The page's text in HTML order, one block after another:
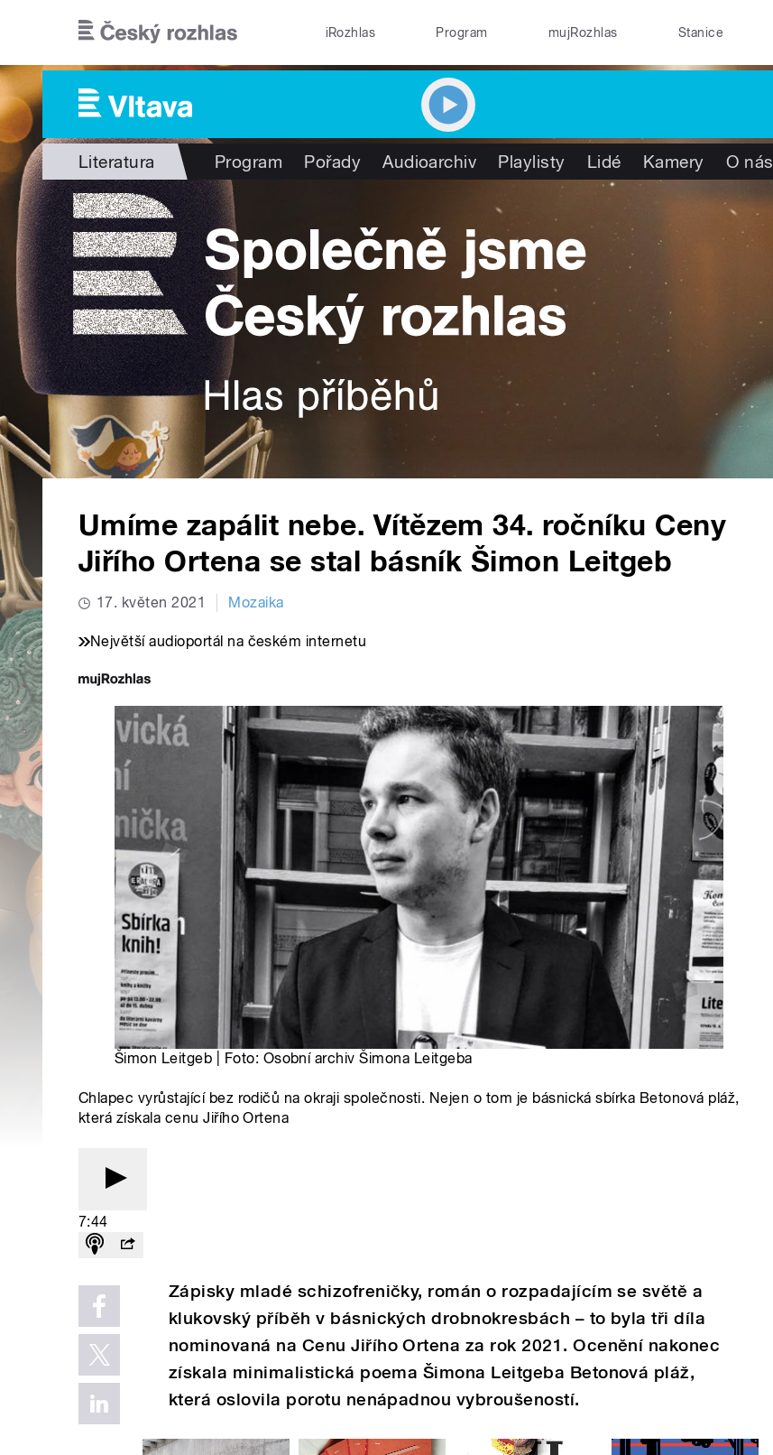
iRozhlas Program mujRozhlas Stanice
Literatura Program Pořady Audioarchiv Playlisty Lidé Kamery O nás
Umíme zapálit nebe. Vítězem 34. ročníku Ceny
Jiřího Ortena se stal básník Šimon Leitgeb
17. květen 2021 Mozaika
Největší audioportál na českém internetu
Šimon Leitgeb | Foto: Osobní archiv Šimona Leitgeba
Chlapec vyrůstající bez rodičů na okraji společnosti. Nejen o tom je básnická sbírka Betonová pláž,
která získala cenu Jiřího Ortena
7:44
Zápisky mladé schizofreničky, román o rozpadajícím se světě a
klukovský příběh v básnických drobnokresbách – to byla tři díla
nominovaná na Cenu Jiřího Ortena za rok 2021. Ocenění nakonec
získala minimalistická poema Šimona Leitgeba Betonová pláž,
která oslovila porotu nenápadnou vybroušeností.